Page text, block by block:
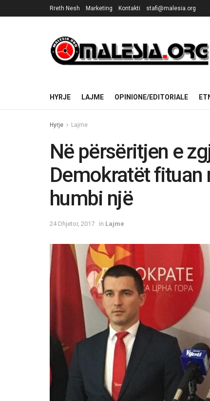
Rreth Nesh Marketing Kontakti stafi@malesia.org
HYRJE LAJME OPINIONE/EDITORIALE
Hyrje Lajme
Në përsëritjen e
Demokratët fituan
humbi një
24 Dhjetor, 2017 in Lajme